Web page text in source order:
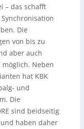
– das schafft
Die
von bis zu
aber auch
Neben
hat KBK
und
Die
sind beidseitig
haben daher